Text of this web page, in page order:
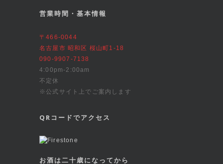
営業時間・基本情報
〒466-0044
名古屋市 昭和区 桜山町1-18
090-9907-7138
4:00pm-2:00am
不定休
※公式サイト上でご案内します
QRコードでアクセス
お酒は二十歳になってから